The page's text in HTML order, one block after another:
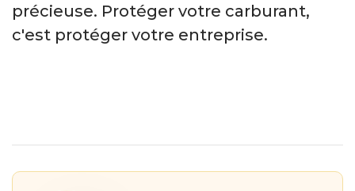
précieuse. Protéger votre carburant,
c'est protéger votre entreprise.